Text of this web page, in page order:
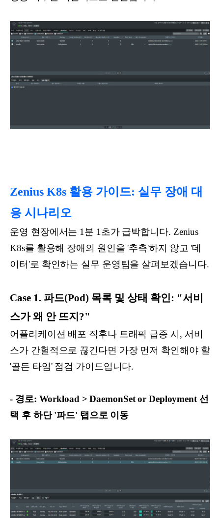
Zenius K8s 활용 가이드: 실무 장애 대
응 시나리오
운영 현장에서는 1분 1초가 급박합니다. Zenius
K8s를 활용해 장애의 원인을 '추측'하지 않고 '데
이터'로 확인하는 실무 운영팁을 살펴보겠습니다.
Case 1. 파드(Pod) 목록 및 상태 확인: "서비
스가 왜 안 뜨지?"
어플리케이션 배포 직후나 트래픽 급증 시, 서비
스가 간헐적으로 끊긴다면 가장 먼저 확인해야 할
'골든 타임' 점검 가이드입니다.
- 경로: Workload > DaemonSet or Deployment 선
택 후 하단 '파드' 탭으로 이동